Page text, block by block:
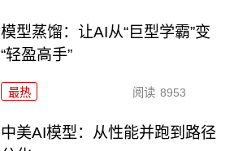
模型蒸馏：让AI从“巨型学霸”变
“轻盈高手”
最热 阅读 8953
中美AI模型：从性能并跑到路径